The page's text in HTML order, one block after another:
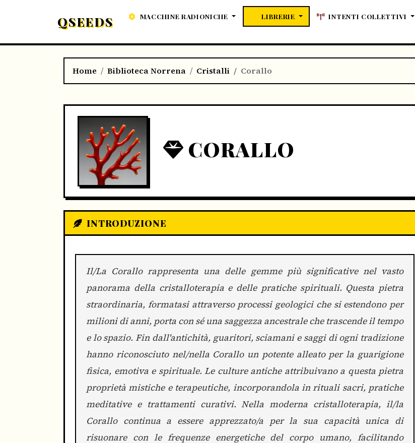
QSEEDS MACCHINE RADIONICHE LIBRERIE INTENTI COLLETTIVI
Home Biblioteca Norrena Cristalli Corallo
CORALLO
INTRODUZIONE
Il/La Corallo rappresenta una delle gemme più significative nel vasto
panorama della cristalloterapia e delle pratiche spirituali. Questa pietra
straordinaria, formatasi attraverso processi geologici che si estendono per
milioni di anni, porta con sé una saggezza ancestrale che trascende il tempo
e lo spazio. Fin dall'antichità, guaritori, sciamani e saggi di ogni tradizione
hanno riconosciuto nel/nella Corallo un potente alleato per la guarigione
fisica, emotiva e spirituale. Le culture antiche attribuivano a questa pietra
proprietà mistiche e terapeutiche, incorporandola in rituali sacri, pratiche
meditative e trattamenti curativi. Nella moderna cristalloterapia, il/la
Corallo continua a essere apprezzato/a per la sua capacità unica di
risuonare con le frequenze energetiche del corpo umano, facilitando